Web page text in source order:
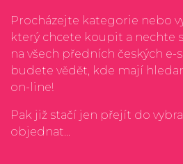
Procházejte kategorie nebo
který chcete koupit a nechte
na všech předních českých e-
budete vědět, kde mají
on-line!
Pak již stačí jen přejít do
objednat...